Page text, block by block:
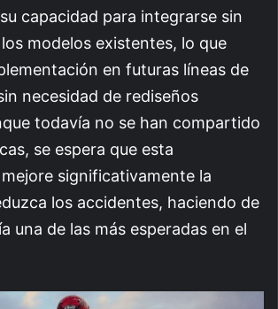
capacidad para integrarse sin
modelos existentes, lo que
en futuras líneas de
necesidad de rediseños
todavía no se han compartido
se espera que esta
significativamente la
los accidentes, haciendo de
una de las más esperadas en el